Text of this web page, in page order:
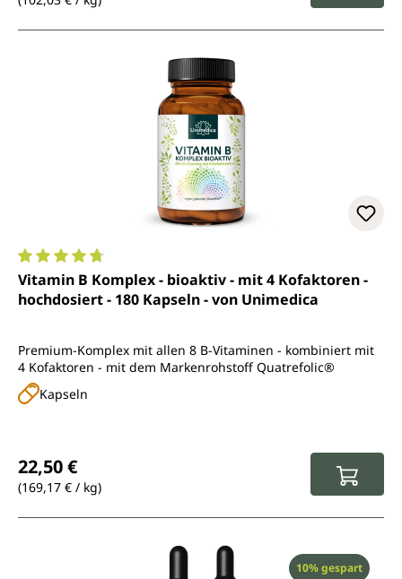
Durchschnittliche Bewertung von 4.7 von 5 Sternen
Vitamin B Komplex - bioaktiv - mit 4 Kofaktoren -
hochdosiert - 180 Kapseln - von Unimedica
Premium-Komplex mit allen 8 B-Vitaminen - kombiniert mit
4 Kofaktoren - mit dem Markenrohstoff Quatrefolic®
Kapseln
22,50 €
(169,17 € / kg)
Rabatt
10% gespart